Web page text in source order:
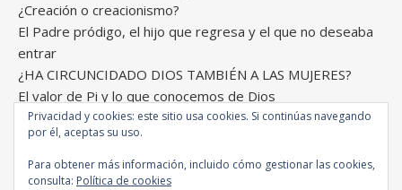
¿Creación o creacionismo?
El Padre pródigo, el hijo que regresa y el que no deseaba
entrar
¿HA CIRCUNCIDADO DIOS TAMBIÉN A LAS MUJERES?
El valor de Pi y lo que conocemos de Dios
Comunión Internacional de la Gracia © Todos los derechos
Privacidad y cookies: este sitio usa cookies. Si continúas navegando
por él, aceptas su uso.
Para obtener más información, incluido cómo gestionar las cookies,
consulta: Política de cookies